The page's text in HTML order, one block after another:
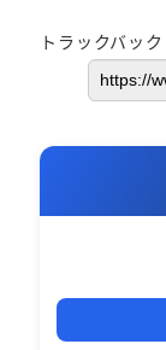
トラックバック